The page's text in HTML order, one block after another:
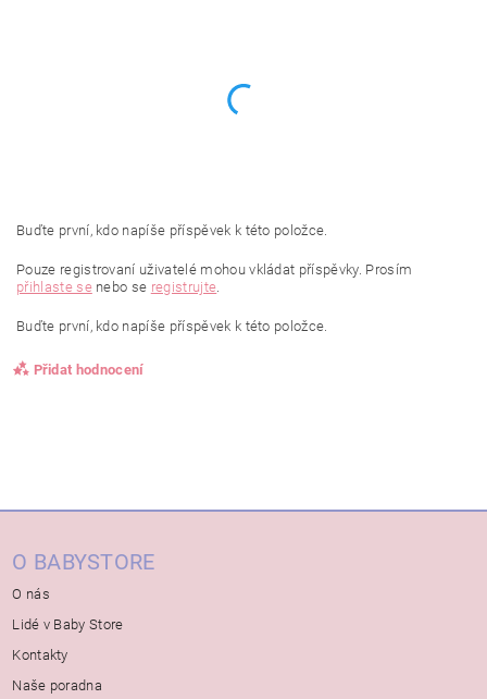
Buďte první, kdo napíše příspěvek k této položce.
Pouze registrovaní uživatelé mohou vkládat příspěvky. Prosím
přihlaste senebo se registrujte.
Buďte první, kdo napíše příspěvek k této položce.
Přidat hodnocení
O BABYSTORE
O nás
Lidé v Baby Store
Kontakty
Naše poradna